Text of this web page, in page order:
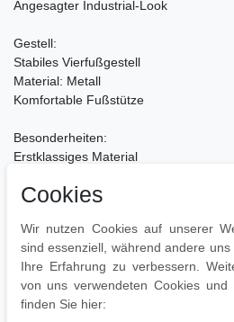
Angesagter Industrial-Look
Gestell:
Stabiles Vierfußgestell
Material: Metall
Komfortable Fußstütze
Besonderheiten:
Erstklassiges Material
Komfortables Sitzen auch nach
Pflegehinweise:
Extrem pflegeleicht
Kann mühelos mit einem feuchten
Cookies
Wir nutzen Cookies auf unserer
sind essenziell, während andere
Ihre Erfahrung zu verbessern.
von uns verwendeten Cookies
finden Sie hier: